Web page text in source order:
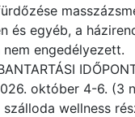
és egyéb, a
engedélyezett.
október 4-6. (3
wellness